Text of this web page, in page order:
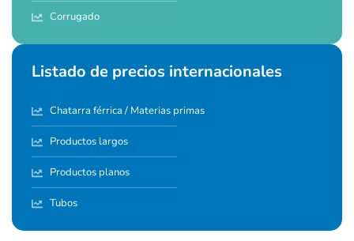
Corrugado
Listado de precios internacionales
Chatarra férrica / Materias primas
Productos largos
Productos planos
Tubos